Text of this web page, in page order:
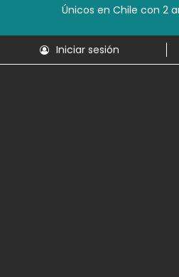
Únicos en Chile con 2
Iniciar sesión